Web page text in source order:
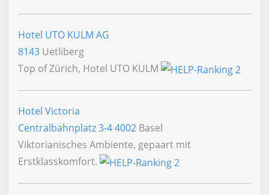
Hotel UTO KULM AG
8143 Uetliberg
Top of Zürich, Hotel UTO KULM
Hotel Victoria
Centralbahnplatz 3-44002 Basel
Viktorianisches Ambiente, gepaart mit
Erstklasskomfort.